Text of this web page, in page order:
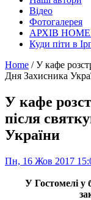
Відео
Фотогалерея
АРХІВ
Куди піти в
Home / У кафе
Дня Захисника
У кафе
після
України
Пн, 16 Жов 2017
У Гостомелі у